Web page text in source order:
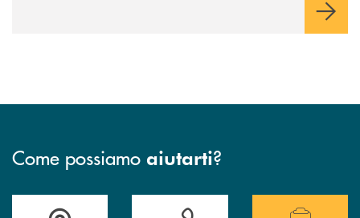
Come possiamo aiutarti?
Accedi all' elenco completo delle filiali .Hai bisogno di assistenza immediata ?
Hai bisogno di